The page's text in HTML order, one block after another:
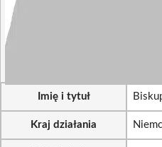
Imię i tytuł
Kraj działania